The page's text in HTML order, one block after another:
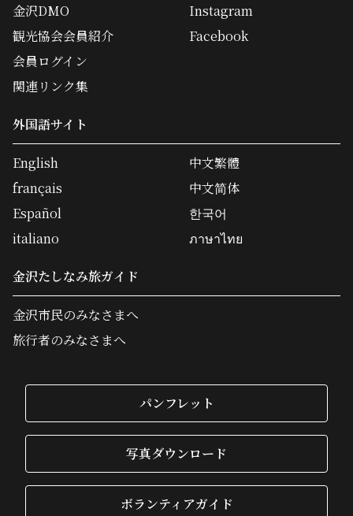
金沢DMO
観光協会会員紹介
会員ログイン
関連リンク集
Instagram
Facebook
外国語サイト
English
français
Español
italiano
中文繁體
中文简体
한국어
ภาษาไทย
金沢たしなみ旅ガイド
金沢市民のみなさまへ
旅行者のみなさまへ
パンフレット
写真ダウンロード
ボランティアガイド